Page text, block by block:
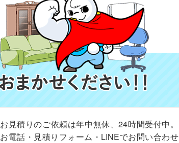
お見積りのご依頼は年中無休、24時間受付中。
お電話・見積りフォーム・LINEでお問い合わせ